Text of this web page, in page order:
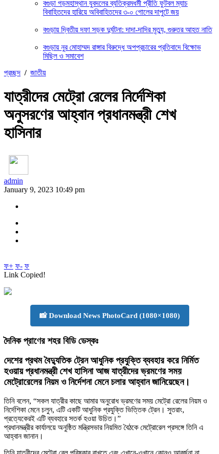
বগুড়া গড়মহাস্থান যুবদলের ব্যতিক্রমধর্মী প্রীতি ফুটবল ম্যাচ
বিবাহিতদের হারিয়ে অবিবাহিতদের ৩-০ গোলের দাপুটে জয়
বগুড়ায় দ্বিতীয় দফা সড়ক দুর্ঘটনা: দাদা-দাদির মৃত্যু, গুরুতর আহত নাতি
বগুড়ায় নুর মোহাম্মদ রাঙ্গার বিরুদ্ধে অপপ্রচারের প্রতিবাদে বিক্ষোভ
মিছিল ও সমাবেশ
প্রচ্ছদ / জাতীয়
যাত্রীদের মেট্রো রেলের নির্দেশিকা
অনুসরণের আহ্বান প্রধানমন্ত্রী শেখ
হাসিনার
admin
January 9, 2023 10:49 pm
ফ+ ফ- ফ
Link Copied!
📸 Download News PhotoCard (1080×1080)
দৈনিক প্রাণের শহর বিডি ডেস্কঃ
দেশের প্রথম বৈদ্যুতিক ট্রেন আধুনিক প্রযুক্তি ব্যবহার করে নির্মিত
হওয়ায় প্রধানমন্ত্রী শেখ হাসিনা আজ যাত্রীদের ভ্রমণের সময়
মেট্রোরেলের নিয়ম ও নির্দেশনা মেনে চলার আহ্বান জানিয়েছেন।
তিনি বলেন, “সকল যাত্রীর কাছে আমার অনুরোধ ভ্রমণের সময় মেট্রো রেলের নিয়ম ও
নির্দেশিকা মেনে চলুন, এটি একটি আধুনিক প্রযুক্তি ভিত্তিক ট্রেন। সুতরাং,
প্রত্যেকেরই এটি ব্যবহারে সতর্ক হওয়া উচিত।”
প্রধানমন্ত্রীর কার্যালয়ে অনুষ্ঠিত মন্ত্রিসভার নিয়মিত বৈঠকে মেট্রোরেল প্রসঙ্গে তিনি এ
আহ্বান জানান।